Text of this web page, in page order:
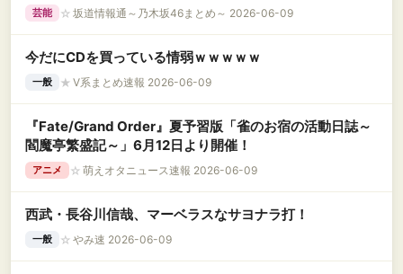
芸能 ☆ 坂道情報通～乃木坂46まとめ～ 2026-06-09
今だにCDを買っている情弱ｗｗｗｗｗ
一般 ★ V系まとめ速報 2026-06-09
『Fate/Grand Order』夏予習版「雀のお宿の活動日誌～
閻魔亭繁盛記～」6月12日より開催！
アニメ ☆ 萌えオタニュース速報 2026-06-09
西武・長谷川信哉、マーベラスなサヨナラ打！
一般 ☆ やみ速 2026-06-09